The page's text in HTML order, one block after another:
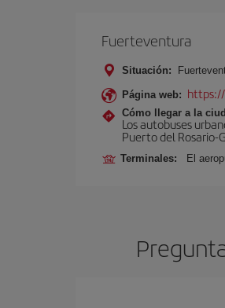
Fuerteventura
Situación:
Página web:
Cómo llegar a la
Los autobuses
Puerto del Rosario-
Terminales: El